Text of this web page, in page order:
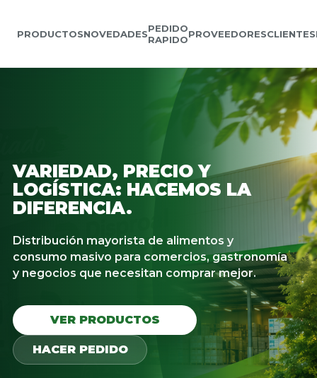
PRODUCTOSNOVEDADESPEDIDO
RAPIDOPROVEEDORESCLIENTES
VARIEDAD, PRECIO Y
LOGÍSTICA: HACEMOS LA
DIFERENCIA.
Distribución mayorista de alimentos y
consumo masivo para comercios, gastronomía
y negocios que necesitan comprar mejor.
VER PRODUCTOS
HACER PEDIDO